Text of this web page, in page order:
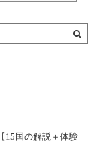
15国の解説＋体験